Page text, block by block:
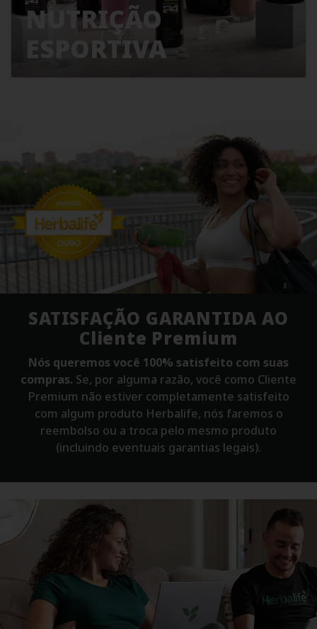
NUTRIÇÃO
ESPORTIVA
SATISFAÇÃO GARANTIDAAO
Cliente Premium
Nós queremos você 100% satisfeito com suas
compras. Se, por alguma razão, você como Cliente
Premium não estiver completamente satisfeito
com algum produto Herbalife, nós faremos o
reembolso ou a troca pelo mesmo produto
(incluindo eventuais garantias legais).